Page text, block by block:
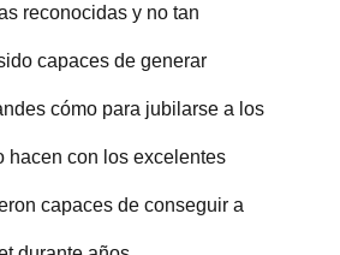
reconocidas y no tan
capaces de generar
cómo para jubilarse a los
hacen con los excelentes
capaces de conseguir a